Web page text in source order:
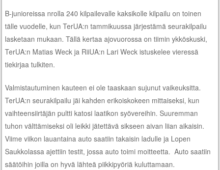
B-junioreissa nrolla 240 kilpailevalle kaksikolle kilpailu on toinen
tälle vuodelle, kun TerUA:n tammikuussa järjestämä seurakilpailu
lasketaan mukaan. Tällä kertaa ajovuorossa on tiimin ykköskuski,
TerUA:n Matias Weck ja RiiUA:n Lari Weck istuskelee vieressä
tiekirjaa tulkiten.
Valmistautuminen kauteen ei ole taaskaan sujunut vaikeuksitta.
TerUA:n seurakilpailu jäi kahden erikoiskokeen mittaiseksi, kun
vaihteensiirtäjän pultti katosi laatikon syövereihin. Suuremman
tuhon välttämiseksi oli leikki jätettävä sikseen aivan liian aikaisin.
Viime viikon lauantaina auto saatiin takaisin ladulle ja Lopen
Saukkolassa ajettiin testit, jossa auto toimi moitteetta. Auto saatiin
säätöihin joilla on hyvä lähteä piikkipyöriä kuluttamaan.